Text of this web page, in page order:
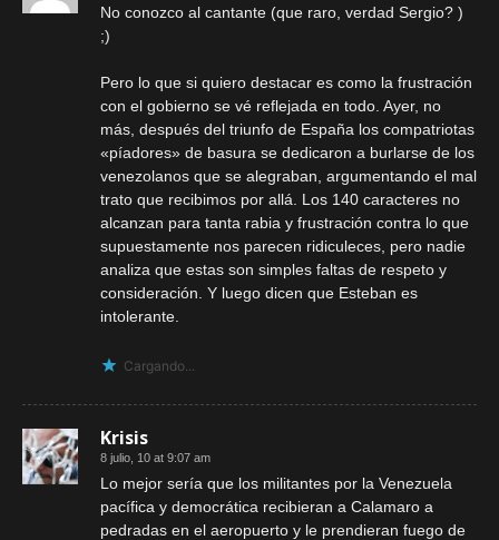
No conozco al cantante (que raro, verdad Sergio? )
;)
Pero lo que si quiero destacar es como la frustración
con el gobierno se vé reflejada en todo. Ayer, no
más, después del triunfo de España los compatriotas
«píadores» de basura se dedicaron a burlarse de los
venezolanos que se alegraban, argumentando el mal
trato que recibimos por allá. Los 140 caracteres no
alcanzan para tanta rabia y frustración contra lo que
supuestamente nos parecen ridiculeces, pero nadie
analiza que estas son simples faltas de respeto y
consideración. Y luego dicen que Esteban es
intolerante.
Cargando...
Krisis
8 julio, 10 at 9:07 am
Lo mejor sería que los militantes por la Venezuela
pacífica y democrática recibieran a Calamaro a
pedradas en el aeropuerto y le prendieran fuego de